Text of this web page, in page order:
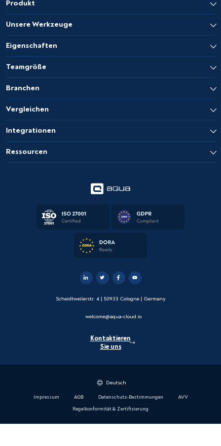
Scheidtweilerstr. 4 | 50933 Cologne | Germany
welcome@aqua-cloud.io
Kontaktieren
Sie uns
Produkt
Unsere Werkzeuge
Eigenschaften
Teamgröße
Branchen
Vergleichen
Integrationen
Ressourcen
Deutsch
Impressum AGB Datenschutz-Bestimmungen
AVV
Regelkonformität & Zertifizierung